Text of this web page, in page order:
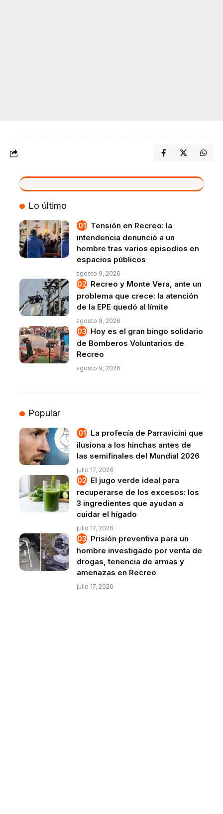
VIVO
Lo último
Tensión en Recreo: la
intendencia denunció a un
hombre tras varios episodios en
espacios públicos
agosto 9, 2026
Recreo y Monte Vera, ante un
problema que crece: la atención
de la EPE quedó al límite
agosto 9, 2026
Hoy es el gran bingo solidario
de Bomberos Voluntarios de
Recreo
agosto 9, 2026
Popular
La profecía de Parravicini que
ilusiona a los hinchas antes de
las semifinales del Mundial 2026
julio 17, 2026
El jugo verde ideal para
recuperarse de los excesos: los
3 ingredientes que ayudan a
cuidar el hígado
julio 17, 2026
Prisión preventiva para un
hombre investigado por venta de
drogas, tenencia de armas y
amenazas en Recreo
julio 17, 2026